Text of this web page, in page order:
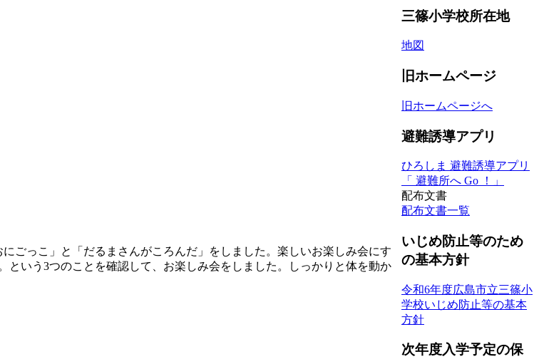
ごっこ」と「だるまさんがころんだ」をしました。楽しいお楽しみ会にす
という3つのことを確認して、お楽しみ会をしました。しっかりと体を動か
三篠小学校所在地
地図
旧ホームページ
旧ホームページへ
避難誘導アプリ
ひろしま 避難誘導アプリ
「 避難所へ Go ！」
配布文書
配布文書一覧
いじめ防止等のため
の基本方針
令和6年度広島市立三篠小
学校いじめ防止等の基本
方針
次年度入学予定の保